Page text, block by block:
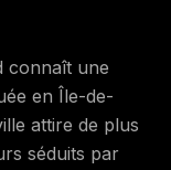
connaît une
en Île-de-
attire de plus
séduits par